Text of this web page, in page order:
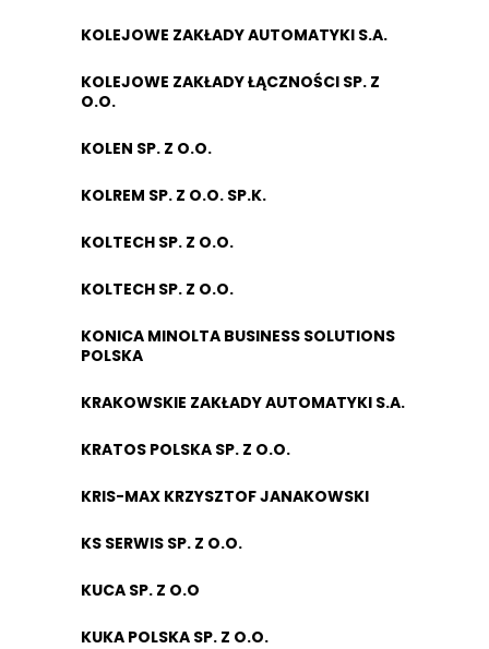
KOLEJOWE ZAKŁADY AUTOMATYKI S.A.
KOLEJOWE ZAKŁADY ŁĄCZNOŚCI SP. Z
O.O.
KOLEN SP. Z O.O.
KOLREM SP. Z O.O. SP.K.
KOLTECH SP. Z O.O.
KOLTECH SP. Z O.O.
KONICA MINOLTA BUSINESS SOLUTIONS
POLSKA
KRAKOWSKIE ZAKŁADY AUTOMATYKI S.A.
KRATOS POLSKA SP. Z O.O.
KRIS-MAX KRZYSZTOF JANAKOWSKI
KS SERWIS SP. Z O.O.
KUCA SP. Z O.O
KUKA POLSKA SP. Z O.O.